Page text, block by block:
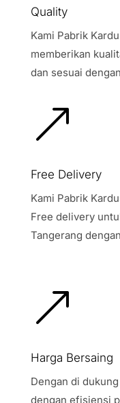
Quality
Kami Pabrik
memberikan
dan sesuai
&
Free Delivery
Kami Pabrik
Free delivery
Tangerang
&
Harga Bersaing
Dengan di
dengan efisiensi